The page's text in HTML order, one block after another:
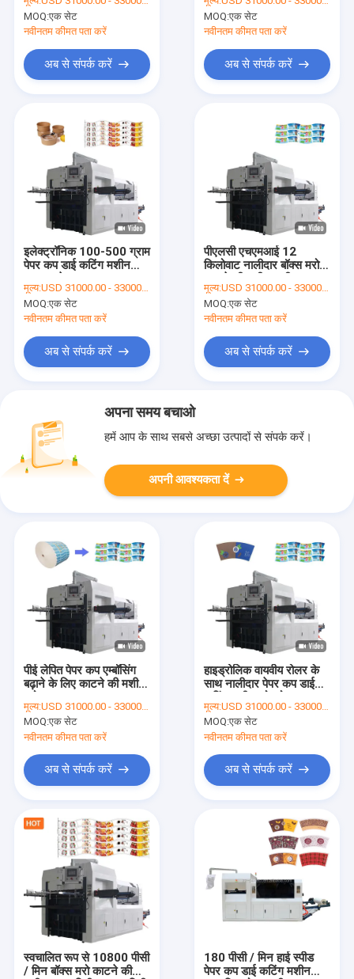
MOQ:एक सेट
नवीनतम कीमत पता करें
अब से संपर्क करें
MOQ:एक सेट
नवीनतम कीमत पता करें
अब से संपर्क करें
इलेक्ट्रॉनिक 100-500 ग्राम
पेपर कप डाई कटिंग मशीन
मूल्य:USD 31000.00 - 33000.00 per set
MOQ:एक सेट
नवीनतम कीमत पता करें
अब से संपर्क करें
पीएलसी एचएमआई 12
किलोवाट नालीदार बॉक्स मरो
मूल्य:USD 31000.00 - 33000.00 per set
MOQ:एक सेट
नवीनतम कीमत पता करें
अब से संपर्क करें
अपना समय बचाओ
हमें आप के साथ सबसे अच्छा उत्पादों से संपर्क करें।
अपनी आवश्यकता दें
पीई लेपित पेपर कप एम्बॉसिंग
बढ़ाने के लिए काटने की मशीन
मूल्य:USD 31000.00 - 33000.00 per set
MOQ:एक सेट
नवीनतम कीमत पता करें
अब से संपर्क करें
हाइड्रोलिक वायवीय रोलर के
साथ नालीदार पेपर कप डाई
मूल्य:USD 31000.00 - 33000.00 per set
MOQ:एक सेट
नवीनतम कीमत पता करें
अब से संपर्क करें
स्वचालित रूप से 10800 पीसी
/ मिन बॉक्स मरो काटने की
180 पीसी / मिन हाई स्पीड
पेपर कप डाई कटिंग मशीन